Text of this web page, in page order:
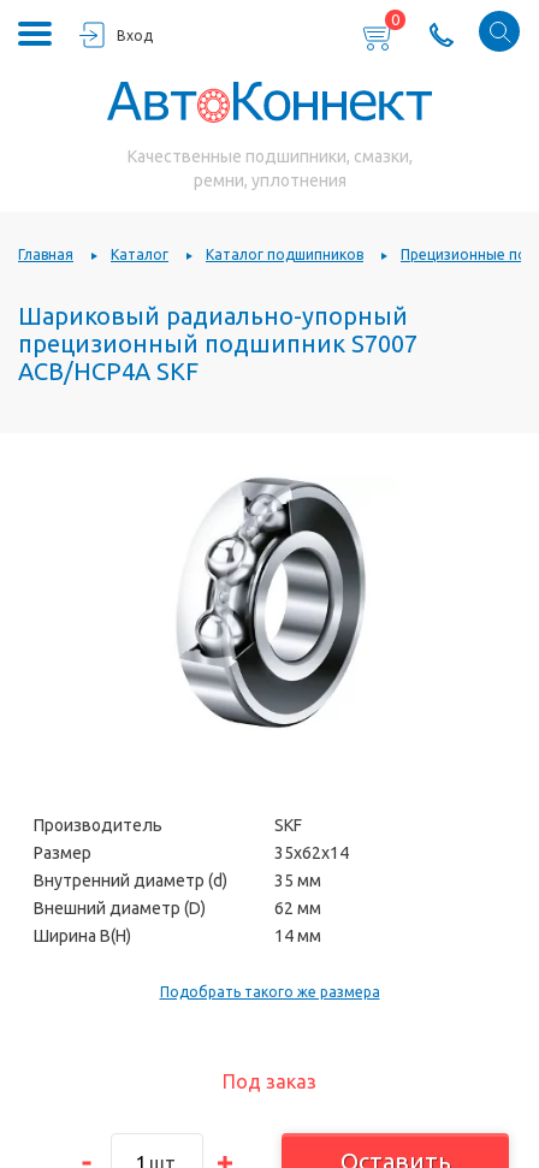
Вход
0
Качественные подшипники, смазки,
ремни, уплотнения
Главная Каталог Каталог подшипников Прецизионные
Шариковый радиально-упорный
прецизионный подшипник S7007
ACB/HCP4A SKF
Под заказ
шт
Оставить
Производитель
SKF
Размер
35х62х14
Внутренний диаметр (d)
35 мм
Внешний диаметр (D)
62 мм
Ширина В(H)
14 мм
Подобрать такого же размера